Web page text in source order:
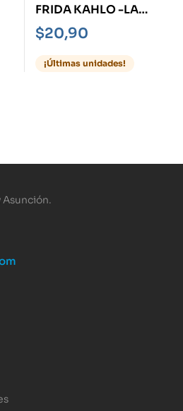
FRIDA KAHLO -LA
BELLEZA TERRIBLE-
$20,90
¡Últimas unidades!
Asunción.